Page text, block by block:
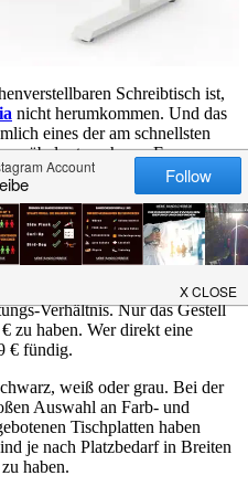
Schreibtisch ist,
nicht herumkommen. Und das
eines der am schnellsten
Europas
die ideale Arbeits- und
erschaffen, egal ob für
wachsende Startups,
große Teams in
von Ergotopia* mit
Verhältnis. Nur das Gestell
zu haben. Wer direkt eine
€ fündig.
weiß oder grau. Bei der
Auswahl an Farb- und
Tischplatten haben
je nach Platzbedarf in Breiten
haben.